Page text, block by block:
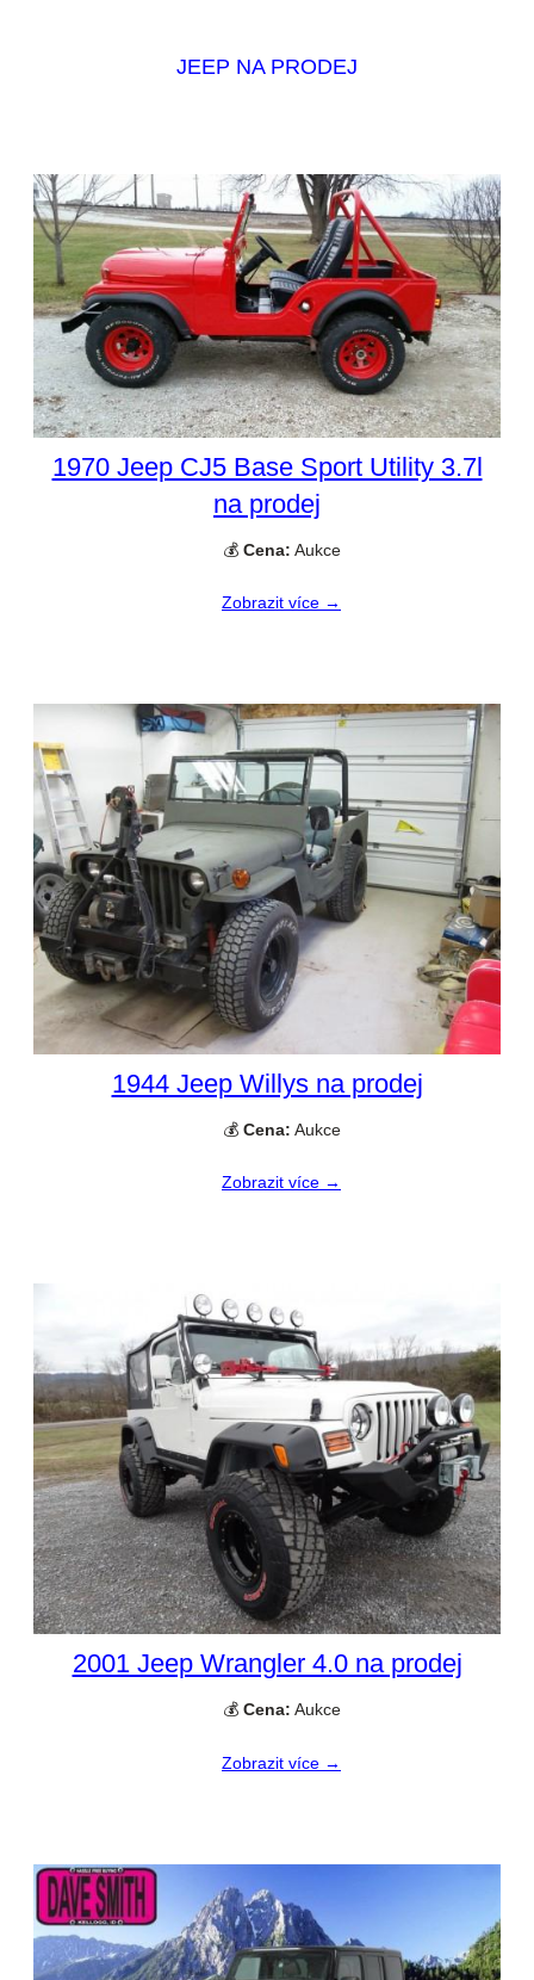
JEEP NA PRODEJ
1970 Jeep CJ5 Base Sport Utility 3.7l
na prodej
💰 Cena: Aukce
Zobrazit více →
1944 Jeep Willys na prodej
💰 Cena: Aukce
Zobrazit více →
2001 Jeep Wrangler 4.0 na prodej
💰 Cena: Aukce
Zobrazit více →